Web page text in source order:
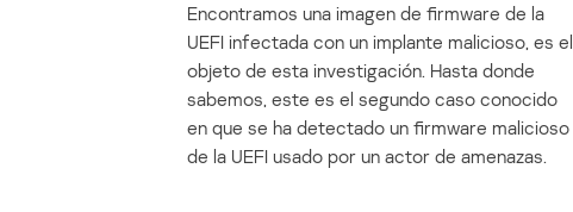
Encontramos una imagen de firmware de la
UEFI infectada con un implante malicioso, es el
objeto de esta investigación. Hasta donde
sabemos, este es el segundo caso conocido
en que se ha detectado un firmware malicioso
de la UEFI usado por un actor de amenazas.